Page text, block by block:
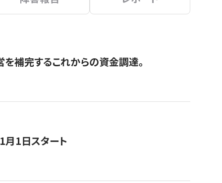
補完するこれからの資金調達。
月1日スタート